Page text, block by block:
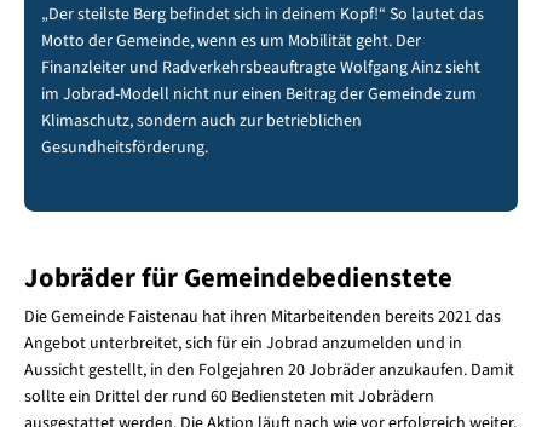
„Der steilste Berg befindet sich in deinem Kopf!“ So lautet das
Motto der Gemeinde, wenn es um Mobilität geht. Der
Finanzleiter und Radverkehrsbeauftragte Wolfgang Ainz sieht
im Jobrad-Modell nicht nur einen Beitrag der Gemeinde zum
Klimaschutz, sondern auch zur betrieblichen
Gesundheitsförderung.
Jobräder für Gemeindebedienstete
Die Gemeinde Faistenau hat ihren Mitarbeitenden bereits 2021 das
Angebot unterbreitet, sich für ein Jobrad anzumelden und in
Aussicht gestellt, in den Folgejahren 20 Jobräder anzukaufen. Damit
sollte ein Drittel der rund 60 Bediensteten mit Jobrädern